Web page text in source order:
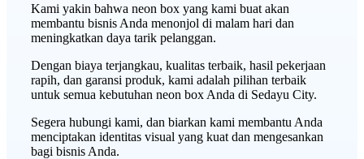
Kami yakin bahwa neon box yang kami buat akan
membantu bisnis Anda menonjol di malam hari dan
meningkatkan daya tarik pelanggan.
Dengan biaya terjangkau, kualitas terbaik, hasil pekerjaan
rapih, dan garansi produk, kami adalah pilihan terbaik
untuk semua kebutuhan neon box Anda di Sedayu City.
Segera hubungi kami, dan biarkan kami membantu Anda
menciptakan identitas visual yang kuat dan mengesankan
bagi bisnis Anda.